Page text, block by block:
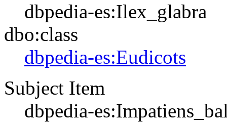
dbpedia-es:Ilex_glabra
dbo:class
dbpedia-es:Eudicots
Subject Item
dbpedia-